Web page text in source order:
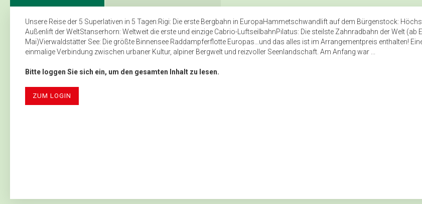
Unsere Reise der 5 Superlativen in 5 Tagen:Rigi: Die erste Bergbahn in EuropaHammetschwandlift auf dem Bürgenstock:
Außenlift der WeltStanserhorn: Weltweit die erste und einzige Cabrio-LuftseilbahnPilatus: Die steilste Zahnradbahn der Welt (ab
Mai)Vierwaldstätter See: Die größte Binnensee Raddampferflotte Europas…und das alles ist im Arrangementpreis enthalten!
einmalige Verbindung zwischen urbaner Kultur, alpiner Bergwelt und reizvoller Seenlandschaft. Am Anfang war ...
Bitte loggen Sie sich ein, um den gesamten Inhalt zu lesen.
ZUM LOGIN